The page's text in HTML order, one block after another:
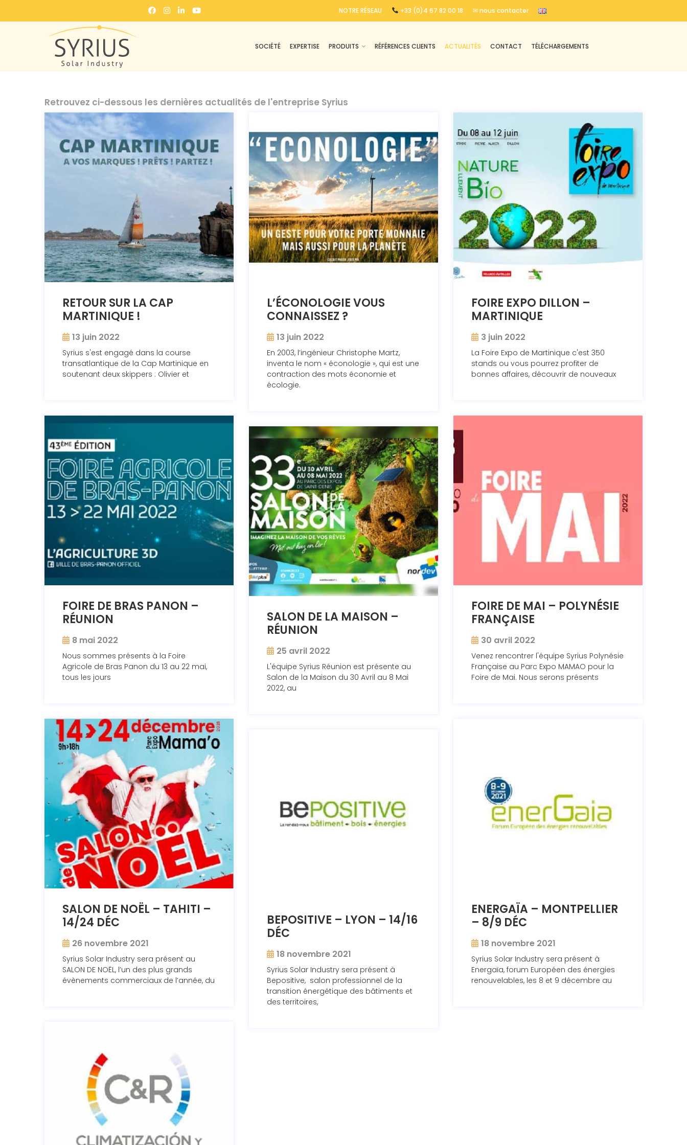
NOTRE RÉSEAU +33 (0)4 67 82 00 18 ✉ nous contacter
SOCIÉTÉ EXPERTISE PRODUITS RÉFÉRENCES CLIENTS ACTUALITÉS CONTACT TÉLÉCHARGEMENTS
Retrouvez ci-dessous les dernières actualités de l'entreprise Syrius
RETOUR SUR LA CAP
MARTINIQUE !
13 juin 2022
Syrius s'est engagé dans la course
transatlantique de la Cap Martinique en
soutenant deux skippers : Olivier et
L’ÉCONOLOGIE VOUS
CONNAISSEZ ?
13 juin 2022
En 2003, l’ingénieur Christophe Martz,
inventa le nom « éconologie », qui est une
contraction des mots économie et
écologie.
FOIRE EXPO DILLON –
MARTINIQUE
3 juin 2022
La Foire Expo de Martinique c'est 350
stands ou vous pourrez profiter de
bonnes affaires, découvrir de nouveaux
FOIRE DE BRAS PANON –
RÉUNION
8 mai 2022
Nous sommes présents à la Foire
Agricole de Bras Panon du 13 au 22 mai,
tous les jours
FOIRE DE MAI – POLYNÉSIE
FRANÇAISE
30 avril 2022
Venez rencontrer l'équipe Syrius Polynésie
Française au Parc Expo MAMAO pour la
Foire de Mai. Nous serons présents
SALON DE LA MAISON –
RÉUNION
25 avril 2022
L'équipe Syrius Réunion est présente au
Salon de la Maison du 30 Avril au 8 Mai
2022, au
SALON DE NOËL – TAHITI –
14/24 DÉC
26 novembre 2021
Syrius Solar Industry sera présent au
SALON DE NOËL, l’un des plus grands
évènements commerciaux de l’année, du
ENERGAÏA – MONTPELLIER
– 8/9 DÉC
18 novembre 2021
Syrius Solar Industry sera présent à
Energaïa, forum Européen des énergies
renouvelables, les 8 et 9 décembre au
BEPOSITIVE – LYON – 14/16
DÉC
18 novembre 2021
Syrius Solar Industry sera présent à
Bepositive, salon professionnel de la
transition énergétique des bâtiments et
des territoires,